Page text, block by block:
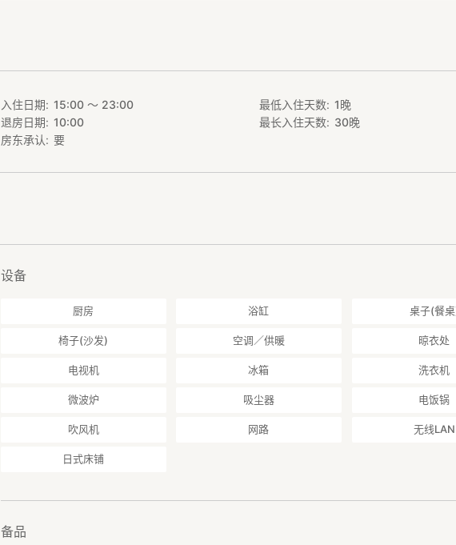
【古民家民宿・再生的心意】倾注心血精心改造的古民家，完整保留了昔日民居的风情，打
━━━━━━━━━━━━━━━━━━━━━━━━━━━━
《住宿设施》
卧室4 和式棉被2套
整栋出租，无需在意其他旅客，可尽情享受属于自己的悠闲时光。
■ 最多可入住10名
最多可供10名旅客舒适入住。
非常适合家庭旅游及团体旅行。
厨房设备齐全，可烹调当地采购的新鲜海鲜及食材，尽情享用。
■ 宽敞停车场・房车也能停
普通车最多可停3辆。
入住日期
15:00 〜 23:00
退房日期
10:00
房东承认
要
最低入住天数 1晚
最长入住天数
30晚
设备
厨房 浴缸 桌子(餐
椅子(沙发) 空调／供暖 晾衣处
电视机 冰箱 洗衣机
微波炉 吸尘器 电饭锅
吹风机 网路 无线LAN
日式床铺
备品